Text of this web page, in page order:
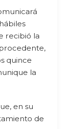
recibió la
quince
la
en su
de